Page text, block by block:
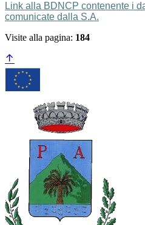
Link alla BDNCP contenente i
comunicate dalla S.A.
Visite alla pagina: 184